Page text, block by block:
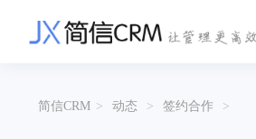
帮助文档
关于简信
简信CRM > 动态 > 签约合作 >